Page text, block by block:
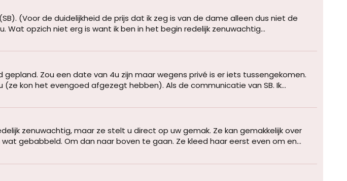
(Voor de duidelijkheid de prijs dat ik zeg is van de dame alleen dus niet de
opzich niet erg is want ik ben in het begin redelijk zenuwachtig...
Zou een date van 4u zijn maar wegens privé is er iets tussengekomen.
kon het evengoed afgezegt hebben). Als de communicatie van SB. Ik...
zenuwachtig, maar ze stelt u direct op uw gemak. Ze kan gemakkelijk over
gebabbeld. Om dan naar boven te gaan. Ze kleed haar eerst even om en...